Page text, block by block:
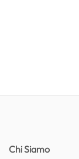
Chi Siamo